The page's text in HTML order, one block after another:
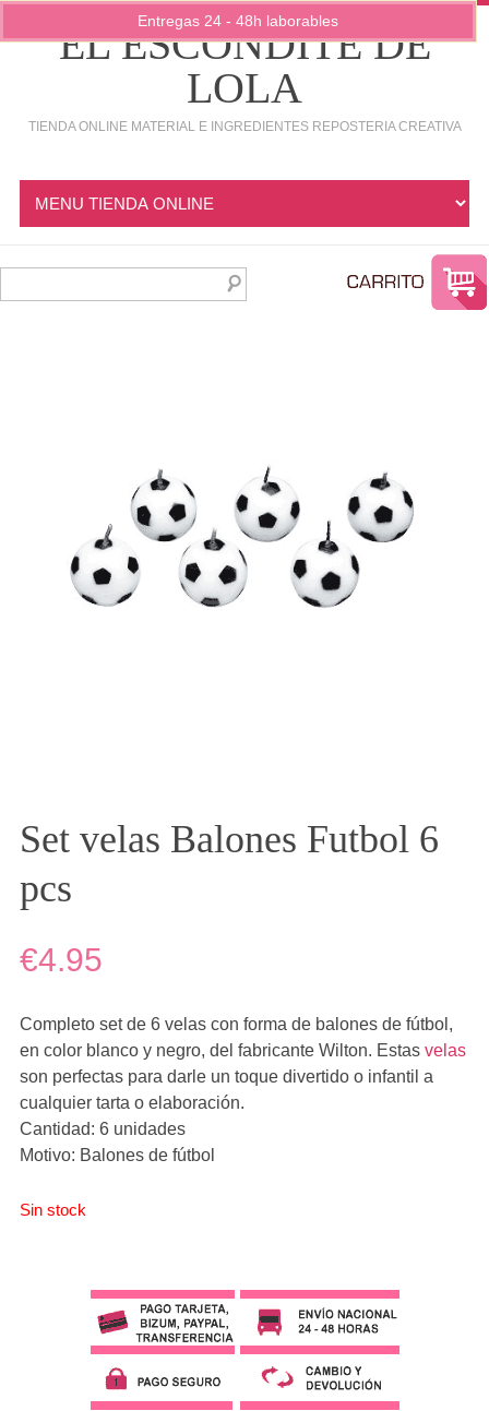
EL ESCONDITE DE
LOLA
TIENDA ONLINE MATERIAL E INGREDIENTES REPOSTERIA CREATIVA
Set velas Balones Futbol 6
pcs
€4.95
Completo set de 6 velas con forma de balones de fútbol,
en color blanco y negro, del fabricante Wilton. Estas velas
son perfectas para darle un toque divertido o infantil a
cualquier tarta o elaboración.
Cantidad: 6 unidades
Motivo: Balones de fútbol
Sin stock
Entregas 24 - 48h laborables